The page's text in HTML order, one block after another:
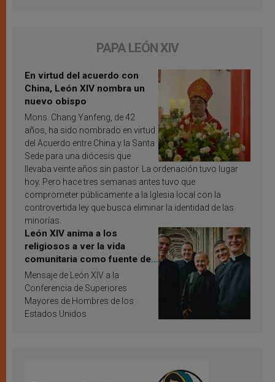
PAPA LEÓN XIV
En virtud del acuerdo con
China, León XIV nombra un
nuevo obispo
Mons. Chang Yanfeng, de 42
años, ha sido nombrado en virtud
del Acuerdo entre China y la Santa
Sede para una diócesis que
llevaba veinte años sin pastor. La ordenación tuvo lugar
hoy. Pero hace tres semanas antes tuvo que
comprometer públicamente a la Iglesia local con la
controvertida ley que busca eliminar la identidad de las
minorías.
León XIV anima a los
religiosos a ver la vida
comunitaria como fuente de
inspiración y santificación
Mensaje de León XIV a la
Conferencia de Superiores
Mayores de Hombres de los
Estados Unidos